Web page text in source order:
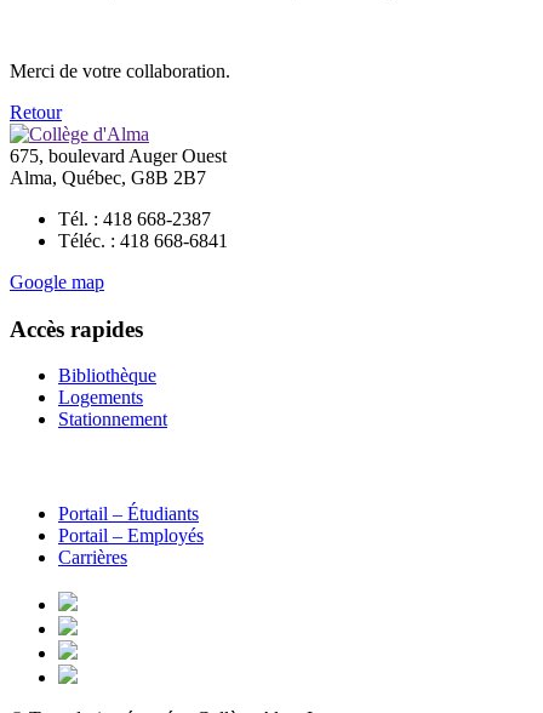
Merci de votre collaboration.
Retour
675, boulevard Auger Ouest
Alma, Québec, G8B 2B7
Tél. : 418 668-2387
Téléc. : 418 668-6841
Google map
Accès rapides
Bibliothèque
Logements
Stationnement
Portail – Étudiants
Portail – Employés
Carrières